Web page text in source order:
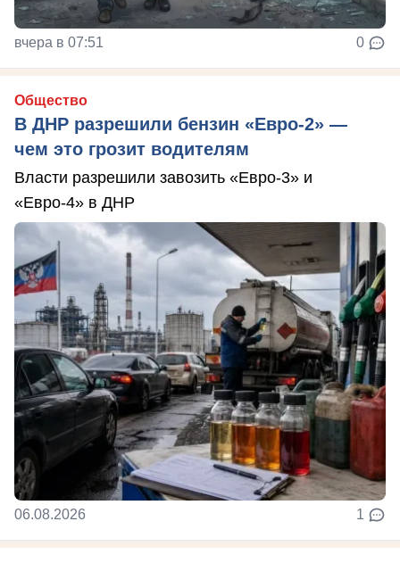
вчера в 07:51 0
Общество
В ДНР разрешили бензин «Евро-2» —
чем это грозит водителям
Власти разрешили завозить «Евро-3» и
«Евро-4» в ДНР
06.08.2026 1